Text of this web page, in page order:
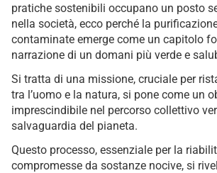
pratiche sostenibili occupano un posto
nella società, ecco perché la
contaminate emerge come un capitolo
narrazione di un domani più verde e
Si tratta di una missione, cruciale per
tra l’uomo e la natura, si pone come un
imprescindibile nel percorso collettivo
salvaguardia del pianeta.
Questo processo, essenziale per la
compromesse da sostanze nocive, si